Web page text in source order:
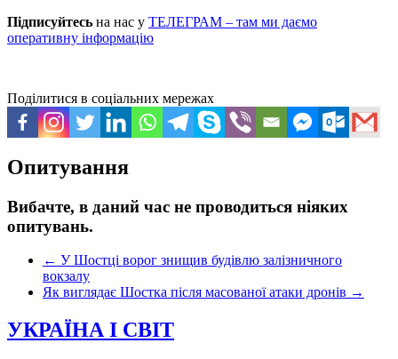
Підписуйтесь на нас у ТЕЛЕГРАМ – там ми даємо
оперативну інформацію
Поділитися в соціальних мережах
Опитування
Вибачте, в даний час не проводиться ніяких
опитувань.
← У Шостці ворог знищив будівлю залізничного
вокзалу
Як виглядає Шостка після масованої атаки дронів →
УКРАЇНА І СВІТ